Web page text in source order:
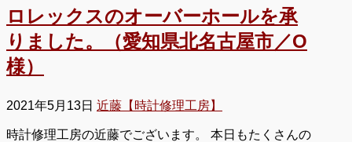
ロレックスのオーバーホールを承
りました。（愛知県北名古屋市／O
様）
2021年5月13日 近藤【時計修理工房】
時計修理工房の近藤でございます。 本日もたくさんの